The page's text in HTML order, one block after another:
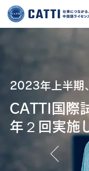
2023年 上半
CATTI国際
年 ２回実施